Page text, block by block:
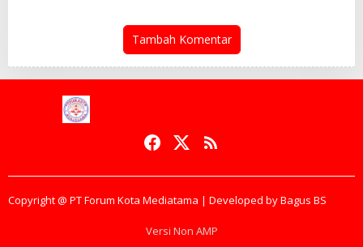
Tambah Komentar
Copyright @ PT Forum Kota Mediatama | Developed by Bagus BS
Versi Non AMP